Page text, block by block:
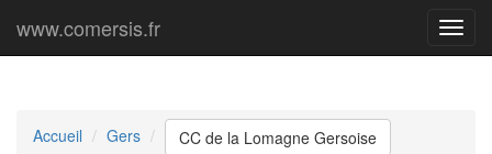
Menu
www.comersis.fr
Accueil Gers CC de la Lomagne Gersoise